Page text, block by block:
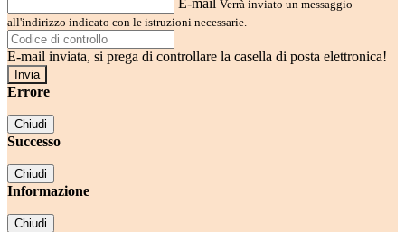
E-mail Verrà inviato un messaggio
all'indirizzo indicato con le istruzioni necessarie.
E-mail inviata, si prega di controllare la casella di posta elettronica!
Errore
Chiudi
Successo
Chiudi
Informazione
Chiudi